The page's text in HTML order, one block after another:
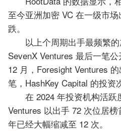
至今亚洲加密 VC 在一级市
跌。
以上个周期出手最频繁
SevenX Ventures 最后一笔
12 月，Foresight Ventures
笔，HashKey Capital 的投资
在 2024 年投资机构活跃
Ventures 以出手 72 次位居
年已经大幅缩减至 12 次。